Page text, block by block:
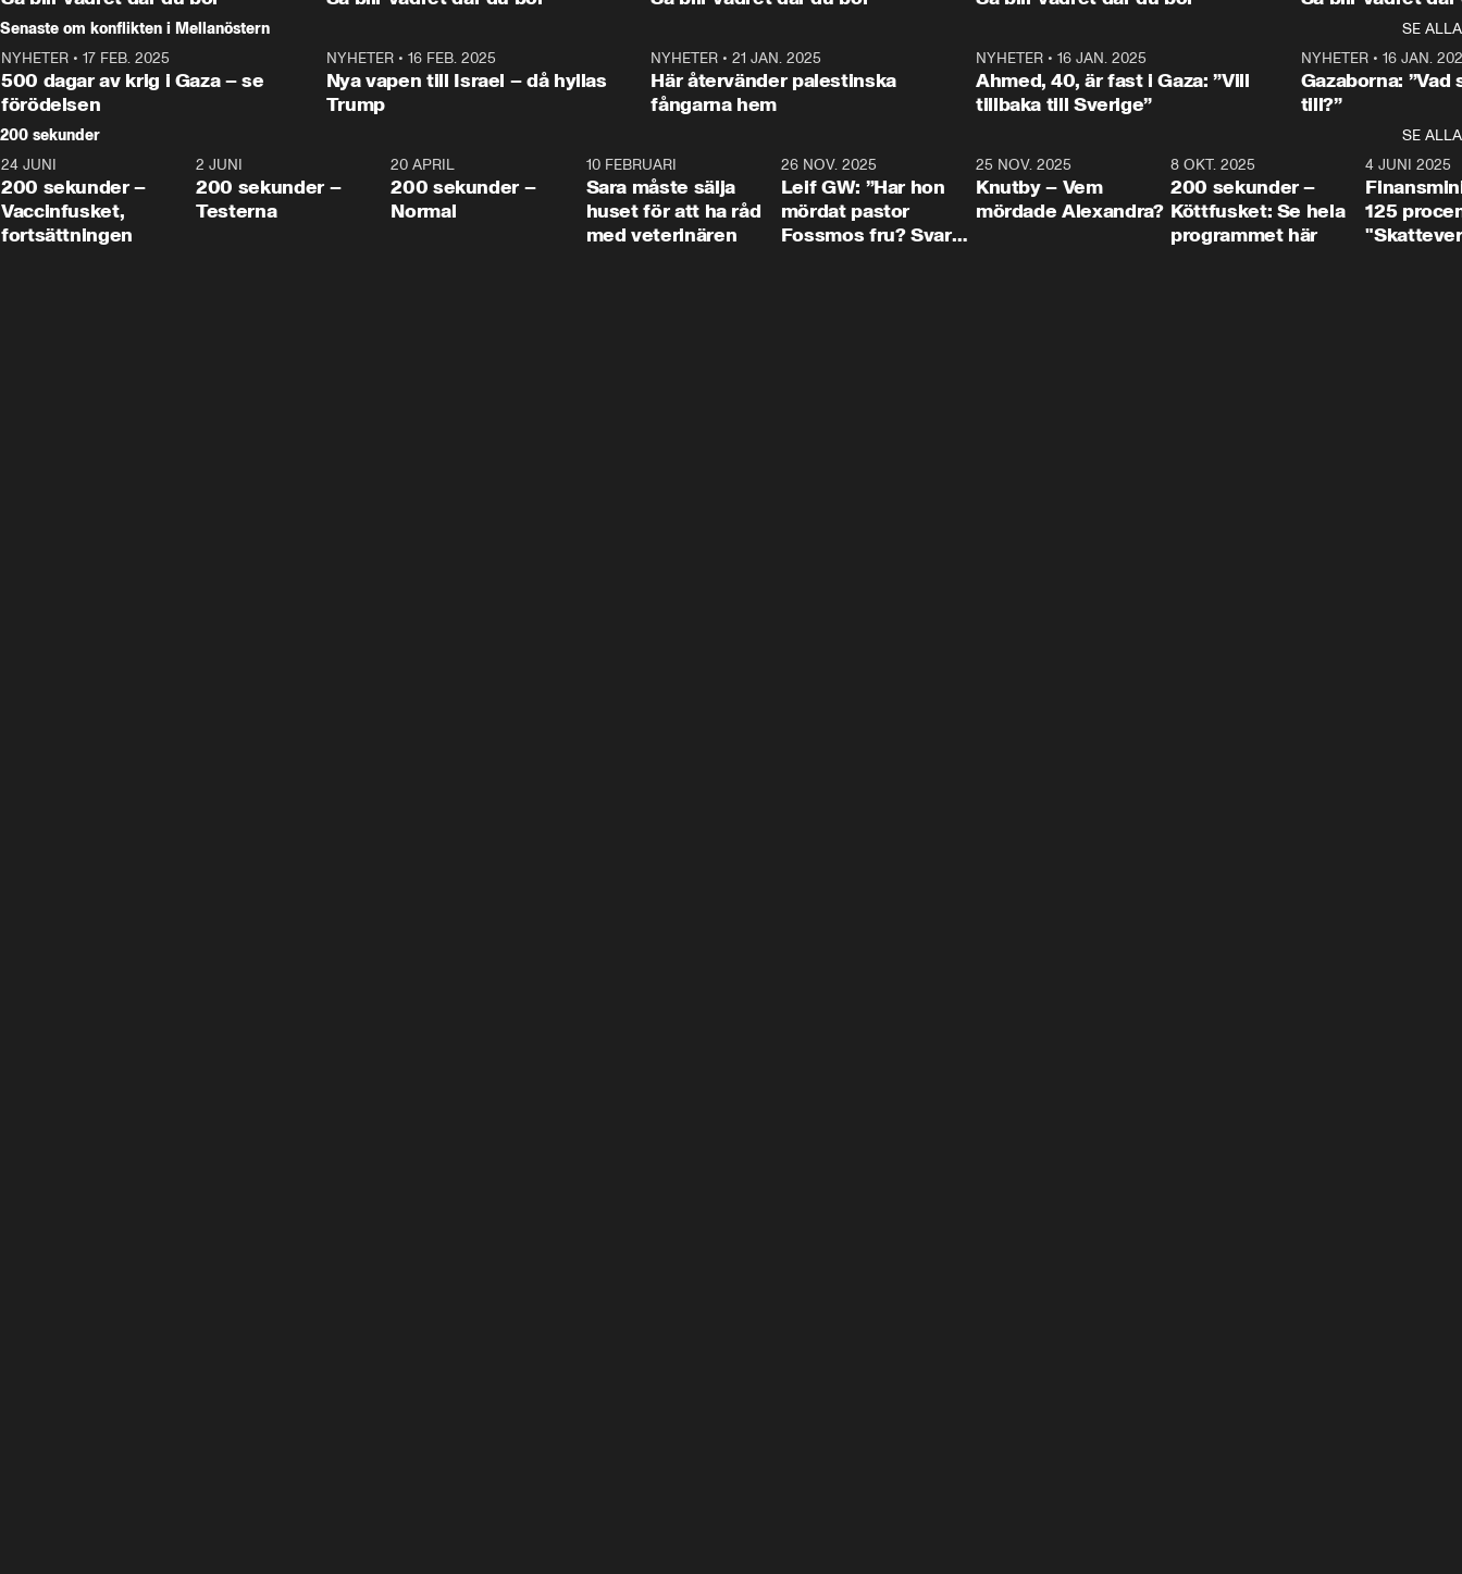
vara med så sitter vi förstås
utbildnings- och
Mohamsson till svars.
statsminister Ulf Kristersson
Rohwedder
Thand Ring
Senaste om konflikten i Mellanöstern
SE ALLA
NYHETER • 17 FEB. 2025
500 dagar av krig i Gaza – se
förödelsen
NYHETER• 16 FEB. 2025
Nya vapen till Israel – då hyllas
Trump
NYHETER •21 JAN. 2025
Här återvänder palestinska
fångarna hem
NYHETER• 16 JAN. 2025
Ahmed, 40, är fast i Gaza: ”Vill
tillbaka till Sverige”
NYHETER• 16 JAN.
Gazaborna:
till?”
200 sekunder
SE ALLA
5:00
24 JUNI
200 sekunder –
Vaccinfusket,
fortsättningen
4:23
2 JUNI
200 sekunder –
Testerna
20 APRIL
200 sekunder –
Normal
10 FEBRUARI
Sara måste sälja
huset för att ha råd
med veterinären
26 NOV. 2025
Leif GW: ”Har hon
mördat pastor
Fossmos fru? Svar
31:05
25 NOV. 2025
Knutby – Vem
mördade Alexandra?
4:29
8 OKT. 2025
200 sekunder –
Köttfusket: Se hela
programmet här
4 JUNI 2025
125